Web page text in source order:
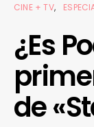
CINE + TV
¿Es
de